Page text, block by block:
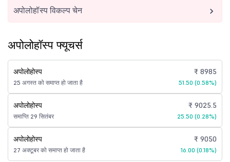
अपोलोहॉस्प विकल्प चेन
अपोलोहॉस्प फ्यूचर्स
अपोलोहोस्प
25 अगस्त को समाप्त हो जाता है
₹ 8985
51.50 (0.58%)
अपोलोहोस्प
समाप्ति 29 सितंबर
₹ 9025.5
25.50 (0.28%)
अपोलोहोस्प
27 अक्टूबर को समाप्त हो जाता है
₹ 9050
16.00 (0.18%)